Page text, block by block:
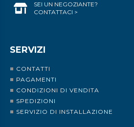
SEI UN NEGOZIANTE?
CONTATTACI >
SERVIZI
CONTATTI
PAGAMENTI
CONDIZIONI DI VENDITA
SPEDIZIONI
SERVIZIO DI INSTALLAZIONE